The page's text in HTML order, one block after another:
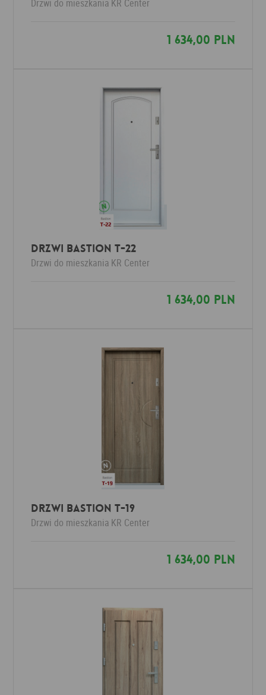
Drzwi do mieszkania KR Center
1 634,00 PLN
Drzwi Bastion T-22
Drzwi do mieszkania KR Center
1 634,00 PLN
Drzwi Bastion T-19
Drzwi do mieszkania KR Center
1 634,00 PLN